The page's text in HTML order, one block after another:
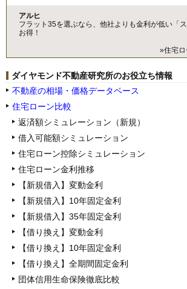
アルヒ
フラット35を選ぶなら、他社よりも金利が低い「
お得！
»住宅
ダイヤモンド不動産研究所のお役立ち情報
不動産の相場・価格データベース
住宅ローン比較
返済額シミュレーション（新規）
借入可能額シミュレーション
住宅ローン控除シミュレーション
住宅ローン金利推移
【新規借入】変動金利
【新規借入】10年固定金利
【新規借入】35年固定金利
【借り換え】変動金利
【借り換え】10年固定金利
【借り換え】全期間固定金利
団体信用生命保険徹底比較